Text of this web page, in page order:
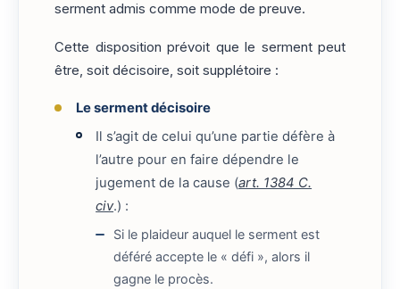
serment admis comme mode de preuve.
Cette disposition prévoit que le serment peut
être, soit décisoire, soit supplétoire :
Le serment décisoire
Il s’agit de celui qu’une partie défère à
l’autre pour en faire dépendre le
jugement de la cause (art. 1384 C.
civ.) :
Si le plaideur auquel le serment est
déféré accepte le « défi », alors il
gagne le procès.